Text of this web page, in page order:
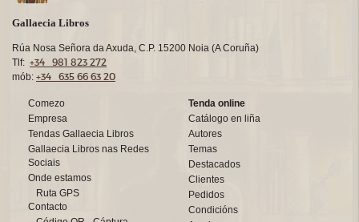
Gallaecia Libros
Rúa Nosa Señora da Axuda, C.P. 15200 Noia (A Coruña)
Tlf: +34 981 823 272
mób: +34 635 66 63 20
Comezo
Empresa
Tendas Gallaecia Libros
Gallaecia Libros nas Redes
Sociais
Onde estamos
Ruta GPS
Contacto
Tenda online
Catálogo en liña
Autores
Temas
Destacados
Clientes
Pedidos
Condicións